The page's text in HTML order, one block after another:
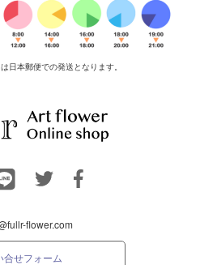
日本郵便での発送となります。
flower.com
合せフォーム